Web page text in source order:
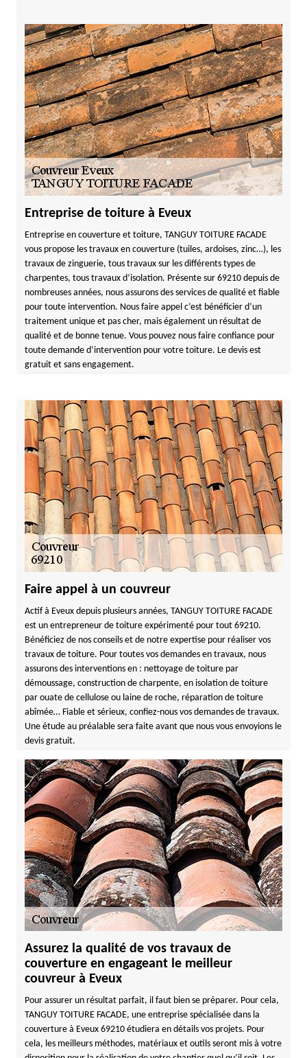
Entreprise de toiture à Eveux
Entreprise en couverture et toiture, TANGUY TOITURE FACADE
vous propose les travaux en couverture (tuiles, ardoises, zinc…), les
travaux de zinguerie, tous travaux sur les différents types de
charpentes, tous travaux d’isolation. Présente sur 69210 depuis de
nombreuses années, nous assurons des services de qualité et fiable
pour toute intervention. Nous faire appel c’est bénéficier d’un
traitement unique et pas cher, mais également un résultat de
qualité et de bonne tenue. Vous pouvez nous faire confiance pour
toute demande d’intervention pour votre toiture. Le devis est
gratuit et sans engagement.
Faire appel à un couvreur
Actif à Eveux depuis plusieurs années, TANGUY TOITURE FACADE
est un entrepreneur de toiture expérimenté pour tout 69210.
Bénéficiez de nos conseils et de notre expertise pour réaliser vos
travaux de toiture. Pour toutes vos demandes en travaux, nous
assurons des interventions en : nettoyage de toiture par
démoussage, construction de charpente, en isolation de toiture
par ouate de cellulose ou laine de roche, réparation de toiture
abîmée… Fiable et sérieux, confiez-nous vos demandes de travaux.
Une étude au préalable sera faite avant que nous vous envoyions le
devis gratuit.
Assurez la qualité de vos travaux de
couverture en engageant le meilleur
couvreur à Eveux
Pour assurer un résultat parfait, il faut bien se préparer. Pour cela,
TANGUY TOITURE FACADE, une entreprise spécialisée dans la
couverture à Eveux 69210 étudiera en détails vos projets. Pour
cela, les meilleurs méthodes, matériaux et outils seront mis à votre